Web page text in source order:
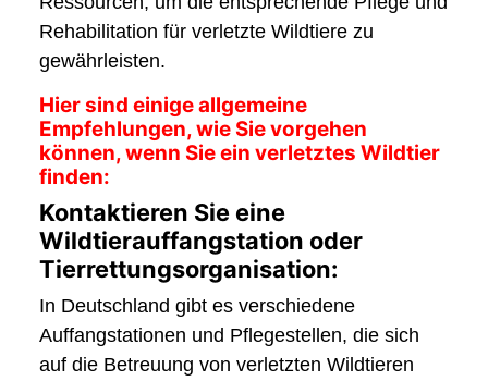
Rehabilitation für verletzte Wildtiere zu
gewährleisten.
Hier sind einige allgemeine
Empfehlungen, wie Sie vorgehen
können, wenn Sie ein verletztes Wildtier
finden:
Kontaktieren Sie eine
Wildtierauffangstation oder
Tierrettungsorganisation:
In Deutschland gibt es verschiedene
Auffangstationen und Pflegestellen, die sich
auf die Betreuung von verletzten Wildtieren